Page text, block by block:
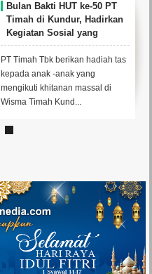
Bulan Bakti HUT ke-50 PT
Timah di Kundur, Hadirkan
Kegiatan Sosial yang
Menyentuh Langsung
Warga
PT Timah Tbk berikan hadiah tas
kepada anak -anak yang
mengikuti khitanan massal di
Wisma Timah Kund...